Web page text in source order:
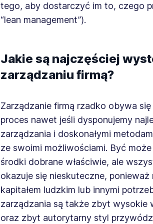
tego, aby dostarczyć im to, czego
“lean management”).
Jakie są najczęściej
zarządzaniu firmą?
Zarządzanie firmą rzadko obywa
proces nawet jeśli dysponujemy
zarządzania i doskonałymi
ze swoimi możliwościami. Być
środki dobrane właściwie, ale
okazuje się nieskuteczne,
kapitałem ludzkim lub innymi
zarządzania są także zbyt wysokie
oraz zbyt autorytarny styl